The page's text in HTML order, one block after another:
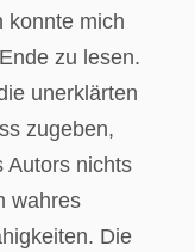
konnte mich
zu lesen.
unerklärten
zugeben,
Autors nichts
wahres
Die